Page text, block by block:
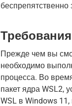
беспрепятственно
Прежде чем вы
необходимо
процесса. Во
пакет ядра WSL2,
WSL в Windows 11,